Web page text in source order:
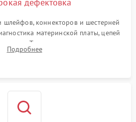
шлейфов, коннекторов и шестерней
материнской платы, цепей
Тестирование механизма
стабилизации.
Подробнее